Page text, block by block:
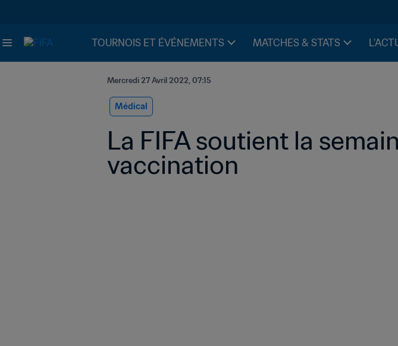
TOURNOIS ET ÉVÉNEMENTS MATCHES & STATS
Mercredi 27 Avril 2022, 07:15
Médical
La FIFA soutient la
vaccination